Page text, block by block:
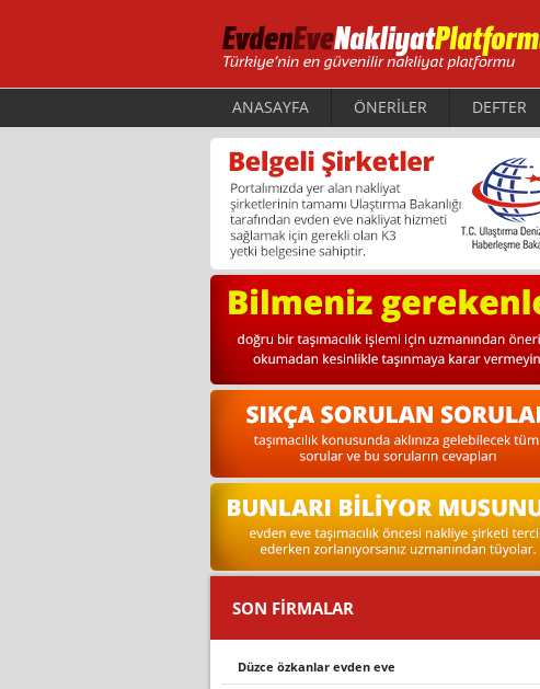
ANASAYFA ÖNERİLER DEFTER
SON FİRMALAR
düzce özkanlar evden eve